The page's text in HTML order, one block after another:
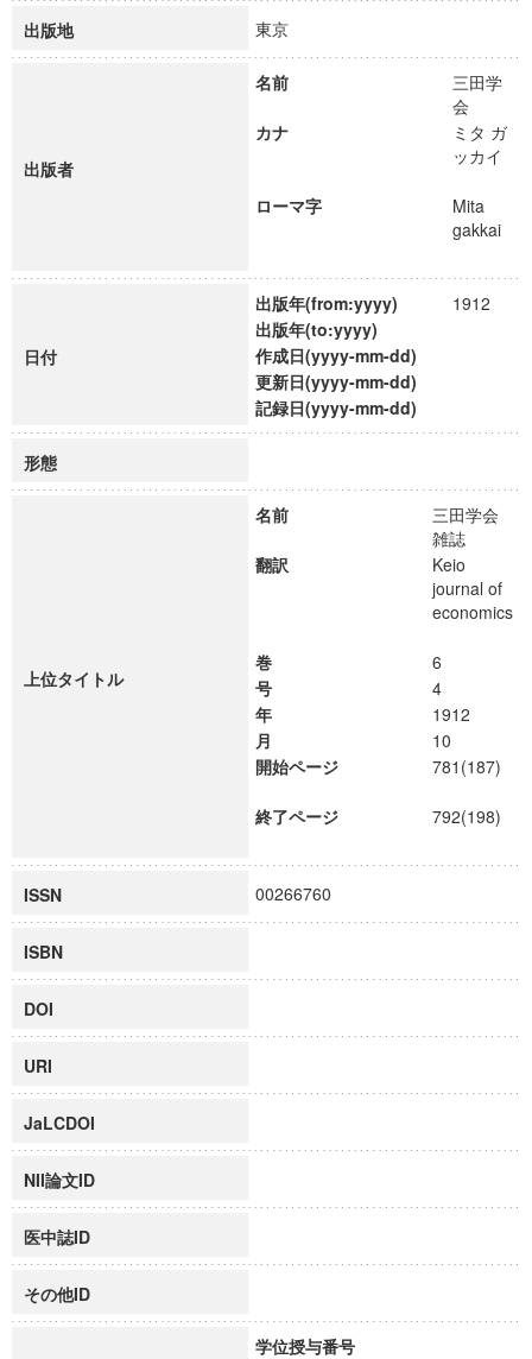
出版地 東京
出版者
名前
三田学
会
カナ
ミタ ガ
ッカイ
ローマ字
Mita
gakkai
日付
出版年(from:yyyy)
1912
出版年(to:yyyy)
作成日(yyyy-mm-dd)
更新日(yyyy-mm-dd)
記録日(yyyy-mm-dd)
形態
上位タイトル
名前
三田学会
雑誌
翻訳
Keio
journal of
economics
巻
6
号
4
年
1912
月
10
開始ページ
781(187)
終了ページ 792(198)
ISSN 00266760
ISBN
DOI
URI
JaLCDOI
NII論文ID
医中誌ID
その他ID
学位授与番号